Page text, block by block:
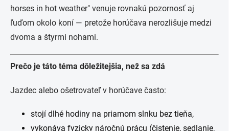
horses in hot weather" venuje rovnakú pozornosť aj
ľuďom okolo koní — pretože horúčava nerozlišuje medzi
dvoma a štyrmi nohami.
Prečo je táto téma dôležitejšia, než sa zdá
Jazdec alebo ošetrovateľ v horúčave často:
stojí dlhé hodiny na priamom slnku bez tieňa,
vykonáva fyzicky náročnú prácu (čistenie, sedlanie,